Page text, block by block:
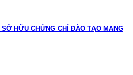
HỮU CHỨNG CHỈ ĐÀO TẠO MANG